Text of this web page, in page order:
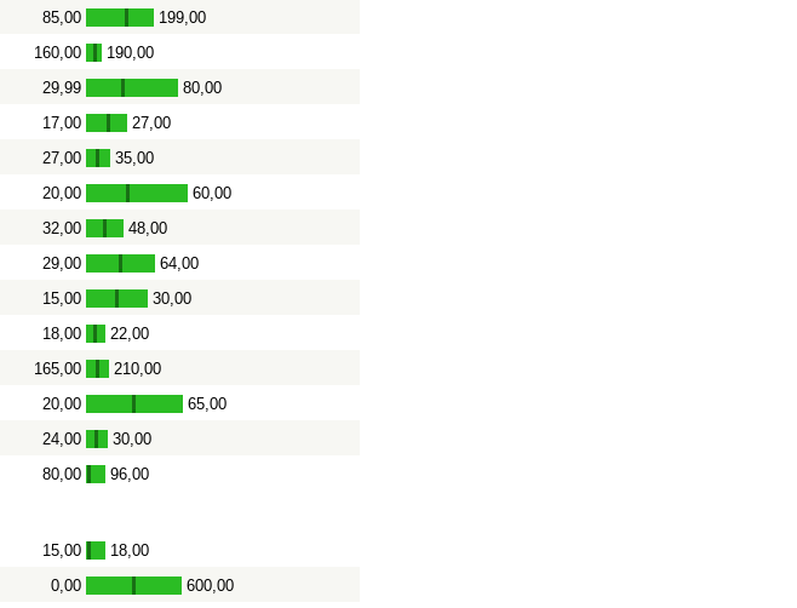
85,00 - 199,00
160,00 - 190,00
29,99 - 80,00
17,00 - 27,00
27,00 - 35,00
20,00 - 60,00
32,00 - 48,00
29,00 - 64,00
15,00 - 30,00
18,00 - 22,00
165,00 - 210,00
20,00 - 65,00
24,00 - 30,00
80,00 - 96,00
15,00 - 18,00
0,00 - 600,00